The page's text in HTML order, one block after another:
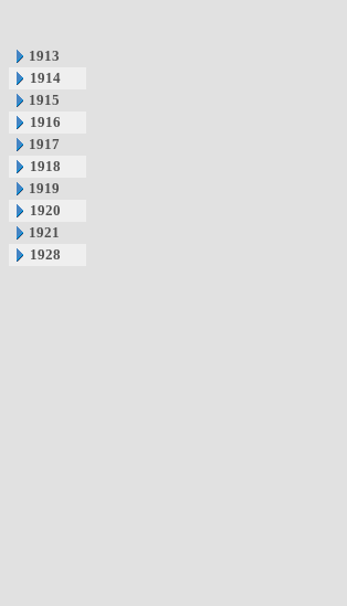
1913
1914
1915
1916
1917
1918
1919
1920
1921
1928